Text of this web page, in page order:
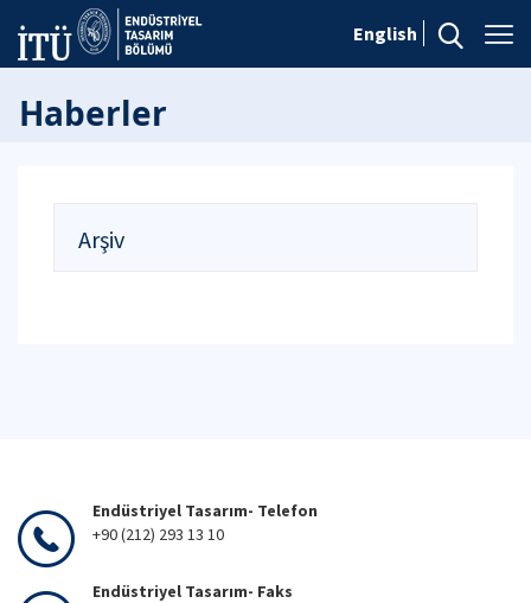
English
Haberler
Arşiv
Endüstriyel Tasarım- Telefon
+90 (212) 293 13 10
Endüstriyel Tasarım- Faks